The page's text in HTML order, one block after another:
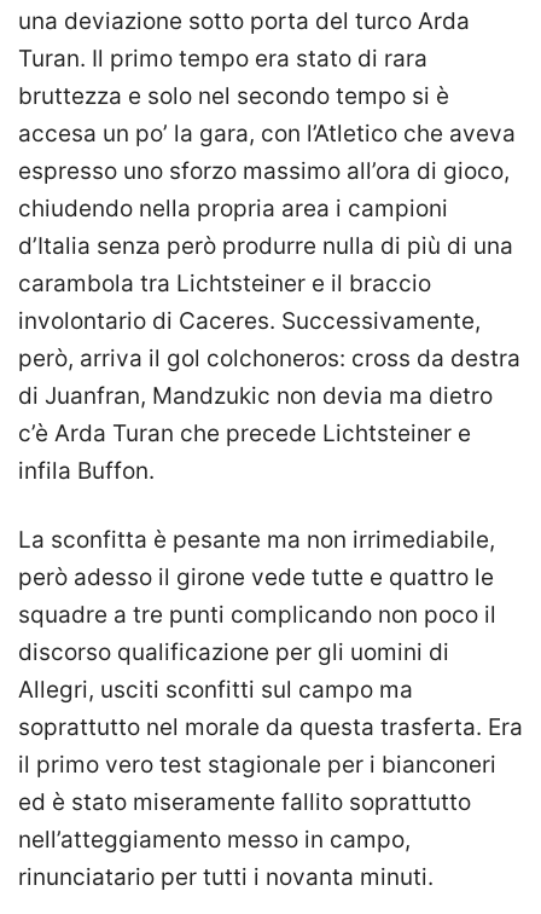
una deviazione sotto porta del turco Arda
Turan. Il primo tempo era stato di rara
bruttezza e solo nel secondo tempo si è
accesa un po’ la gara, con l’Atletico che aveva
espresso uno sforzo massimo all’ora di gioco,
chiudendo nella propria area i campioni
d’Italia senza però produrre nulla di più di una
carambola tra Lichtsteiner e il braccio
involontario di Caceres. Successivamente,
però, arriva il gol colchoneros: cross da destra
di Juanfran, Mandzukic non devia ma dietro
c’è Arda Turan che precede Lichtsteiner e
infila Buffon.
La sconfitta è pesante ma non irrimediabile,
però adesso il girone vede tutte e quattro le
squadre a tre punti complicando non poco il
discorso qualificazione per gli uomini di
Allegri, usciti sconfitti sul campo ma
soprattutto nel morale da questa trasferta. Era
il primo vero test stagionale per i bianconeri
ed è stato miseramente fallito soprattutto
nell’atteggiamento messo in campo,
rinunciatario per tutti i novanta minuti.